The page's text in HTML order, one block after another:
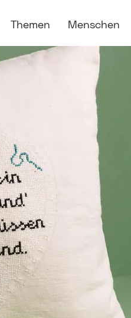
Themen Menschen